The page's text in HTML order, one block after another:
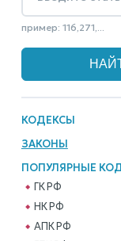
пример: 116,271,...
КОДЕКСЫ
ЗАКОНЫ
ПОПУЛЯРНЫЕ
ГК РФ
НК РФ
АПК РФ